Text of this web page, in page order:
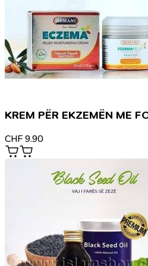
KREM PËR EKZEMËN ME
CHF 9.90